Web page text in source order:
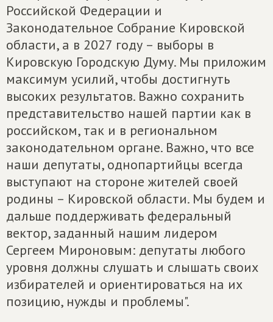
Российской Федерации и
Законодательное Собрание Кировской
области, а в 2027 году – выборы в
Кировскую Городскую Думу. Мы приложим
максимум усилий, чтобы достигнуть
высоких результатов. Важно сохранить
представительство нашей партии как в
российском, так и в региональном
законодательном органе. Важно, что все
наши депутаты, однопартийцы всегда
выступают на стороне жителей своей
родины – Кировской области. Мы будем и
дальше поддерживать федеральный
вектор, заданный нашим лидером
Сергеем Мироновым: депутаты любого
уровня должны слушать и слышать своих
избирателей и ориентироваться на их
позицию, нужды и проблемы".